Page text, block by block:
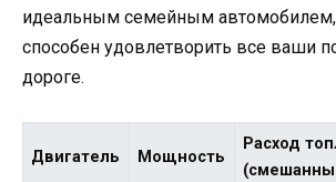
идеальным семейным
способен удовлетворить все ваши
дороге.
Двигатель Мощность
Расход